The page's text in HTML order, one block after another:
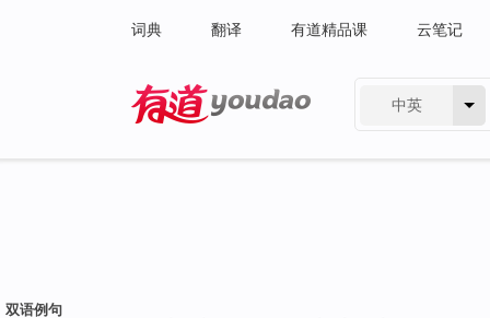
词典 翻译 有道精品课 云笔记
中英
双语例句